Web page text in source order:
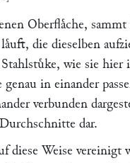
Oberflaͤche, sammt
die dieselben
wie sie hier
in einander
verbunden
dar.
diese Weise vereinigt